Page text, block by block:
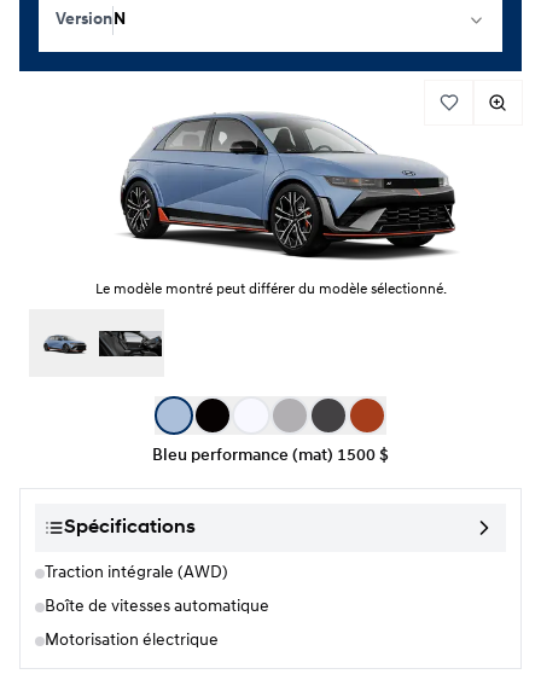
VersionN
Le modèle montré peut différer du modèle sélectionné.
Sélection de couleur
Bleu performance (mat) 1500 $
Spécifications
Traction intégrale (AWD)
Boîte de vitesses automatique
Motorisation électrique